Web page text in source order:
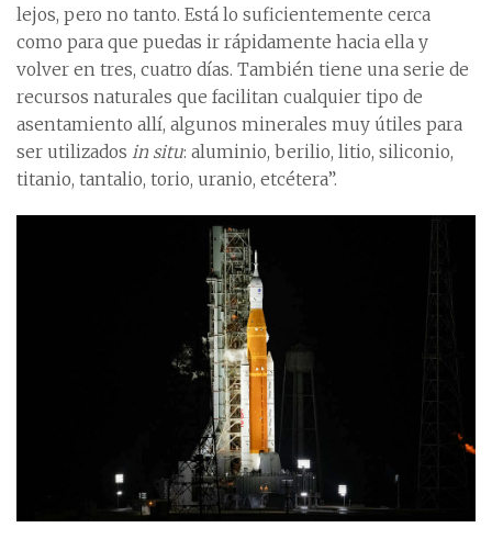
lejos, pero no tanto. Está lo suficientemente cerca
como para que puedas ir rápidamente hacia ella y
volver en tres, cuatro días. También tiene una serie de
recursos naturales que facilitan cualquier tipo de
asentamiento allí, algunos minerales muy útiles para
ser utilizados in situ: aluminio, berilio, litio, siliconio,
titanio, tantalio, torio, uranio, etcétera”.